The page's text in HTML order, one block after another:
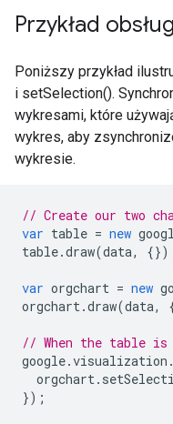
Przykład
Poniższy przykład
i setSelection().
wykresami, które
wykres, aby
wykresie.
// Create our two
var table = new
table.draw(data,
var orgchart = new
orgchart.draw(data,
// When the table is
google.visualization .
orgchart.
});